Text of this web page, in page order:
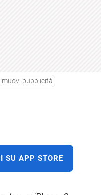
pubblicità
SU APP STORE